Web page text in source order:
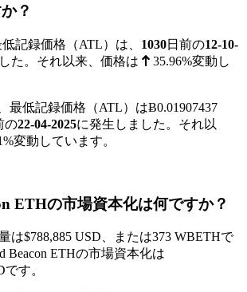
？
記録価格（ATL）は、 1030日前の12-10-
た。それ以来、価格は 35.96%変動し
最低記録価格（ATL）はɃ0.01907437
の22-04-2025に発生しました。それ以
変動しています。
ETHの市場資本化は何ですか？
は$788,885 USD、または373 WBETHで
Beacon ETHの市場資本化は
です。